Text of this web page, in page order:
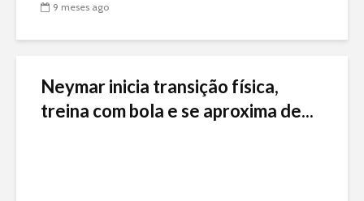
9 meses ago
Neymar inicia transição física,
treina com bola e se aproxima de...